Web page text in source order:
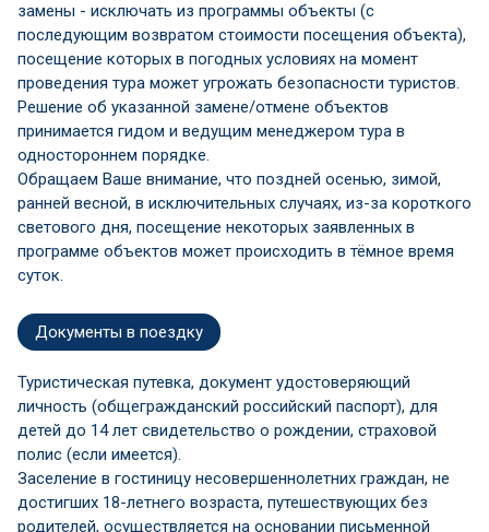
замены - исключать из программы объекты (с
последующим возвратом стоимости посещения объекта),
посещение которых в погодных условиях на момент
проведения тура может угрожать безопасности туристов.
Решение об указанной замене/отмене объектов
принимается гидом и ведущим менеджером тура в
одностороннем порядке.
Обращаем Ваше внимание, что поздней осенью, зимой,
ранней весной, в исключительных случаях, из-за короткого
светового дня, посещение некоторых заявленных в
программе объектов может происходить в тёмное время
суток.
Документы в поездку
Туристическая путевка, документ удостоверяющий
личность (общегражданский российский паспорт), для
детей до 14 лет свидетельство о рождении, страховой
полис (если имеется).
Заселение в гостиницу несовершеннолетних граждан, не
достигших 18-летнего возраста, путешествующих без
родителей, осуществляется на основании письменной